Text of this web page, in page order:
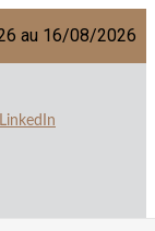
au 16/08/2026
LinkedIn